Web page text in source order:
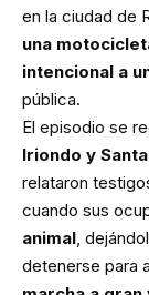
en la ciudad de
una
intencional a
pública.
El episodio se
Iriondo y
relataron
cuando sus
animal ,
detenerse para